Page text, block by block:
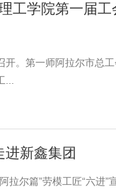
工学院第一届工
。第一师阿拉尔市总
进新鑫集团
尔篇”劳模工匠“六进”